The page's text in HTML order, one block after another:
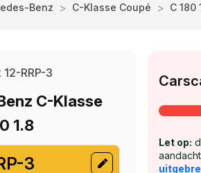
Benz > C-Klasse Coupé > C 180
RRP-3
C-Klasse
1.8
3
Let op: